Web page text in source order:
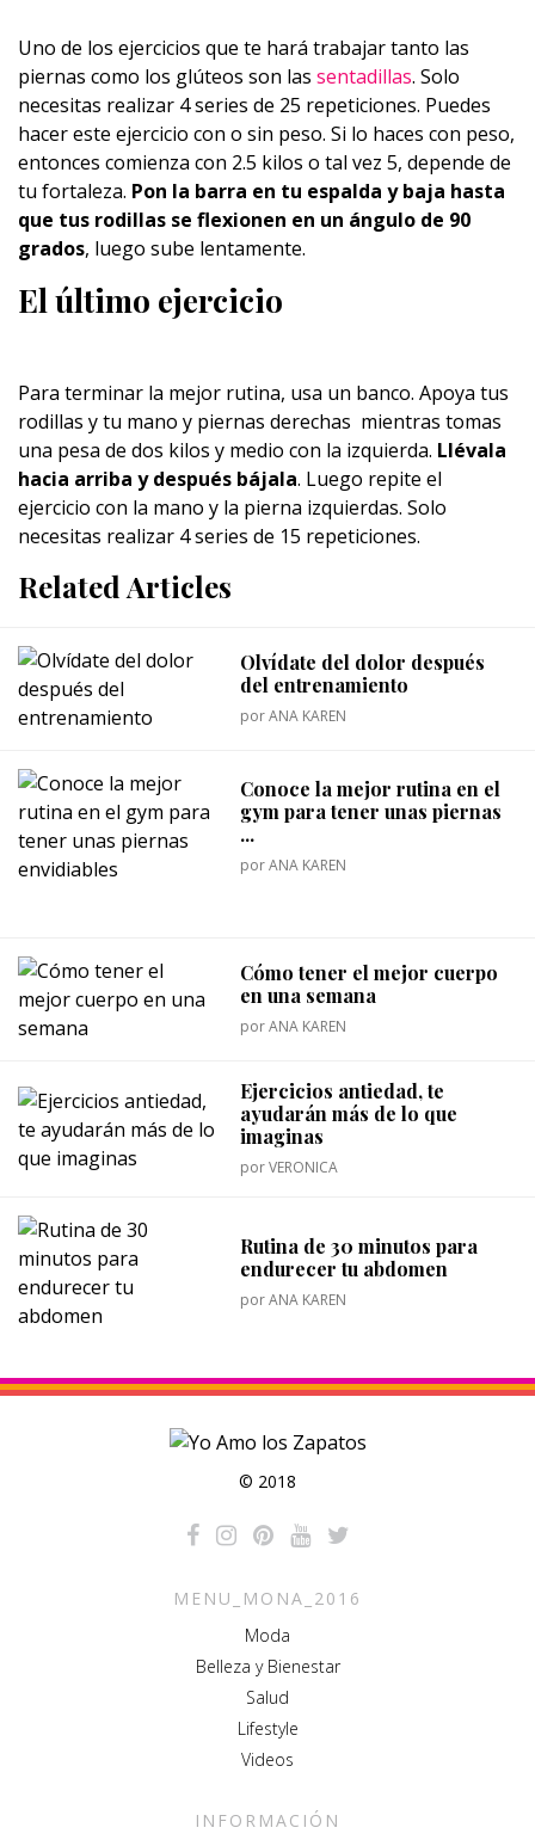
Uno de los ejercicios que te hará trabajar tanto las
piernas como los glúteos son las sentadillas. Solo
necesitas realizar 4 series de 25 repeticiones. Puedes
hacer este ejercicio con o sin peso. Si lo haces con peso,
entonces comienza con 2.5 kilos o tal vez 5, depende de
tu fortaleza. Pon la barra en tu espalda y baja hasta
que tus rodillas se flexionen en un ángulo de 90
grados, luego sube lentamente.
El último ejercicio
Para terminar la mejor rutina, usa un banco. Apoya tus
rodillas y tu mano y piernas derechas mientras tomas
una pesa de dos kilos y medio con la izquierda. Llévala
hacia arriba y después bájala. Luego repite el
ejercicio con la mano y la pierna izquierdas. Solo
necesitas realizar 4 series de 15 repeticiones.
Related Articles
Olvídate del dolor después
del entrenamiento
porANA KAREN
Conoce la mejor rutina en el
gym para tener unas piernas
...
porANA KAREN
Cómo tener el mejor cuerpo
en una semana
porANA KAREN
Ejercicios antiedad, te
ayudarán más de lo que
imaginas
porVERONICA
Rutina de 30 minutos para
endurecer tu abdomen
porANA KAREN
© 2018
MENU_MONA_2016
Moda
Belleza y Bienestar
Salud
Lifestyle
Videos
INFORMACIÓN